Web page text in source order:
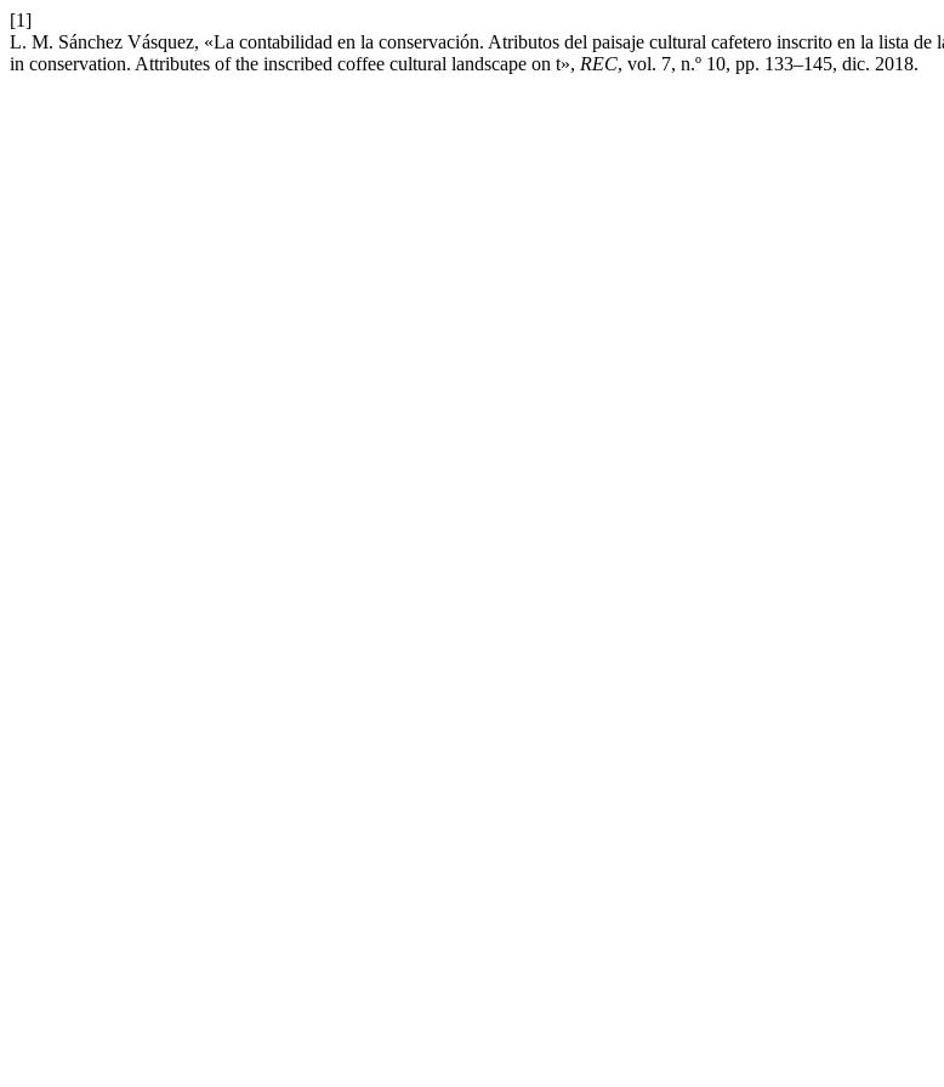
[1]
L. M. Sánchez Vásquez, «La contabilidad en la conservación. Atributos del paisaje cultural cafetero inscrito en la lista
in conservation. Attributes of the inscribed coffee cultural landscape on t», REC, vol. 7, n.º 10, pp. 133–145, dic. 2018.